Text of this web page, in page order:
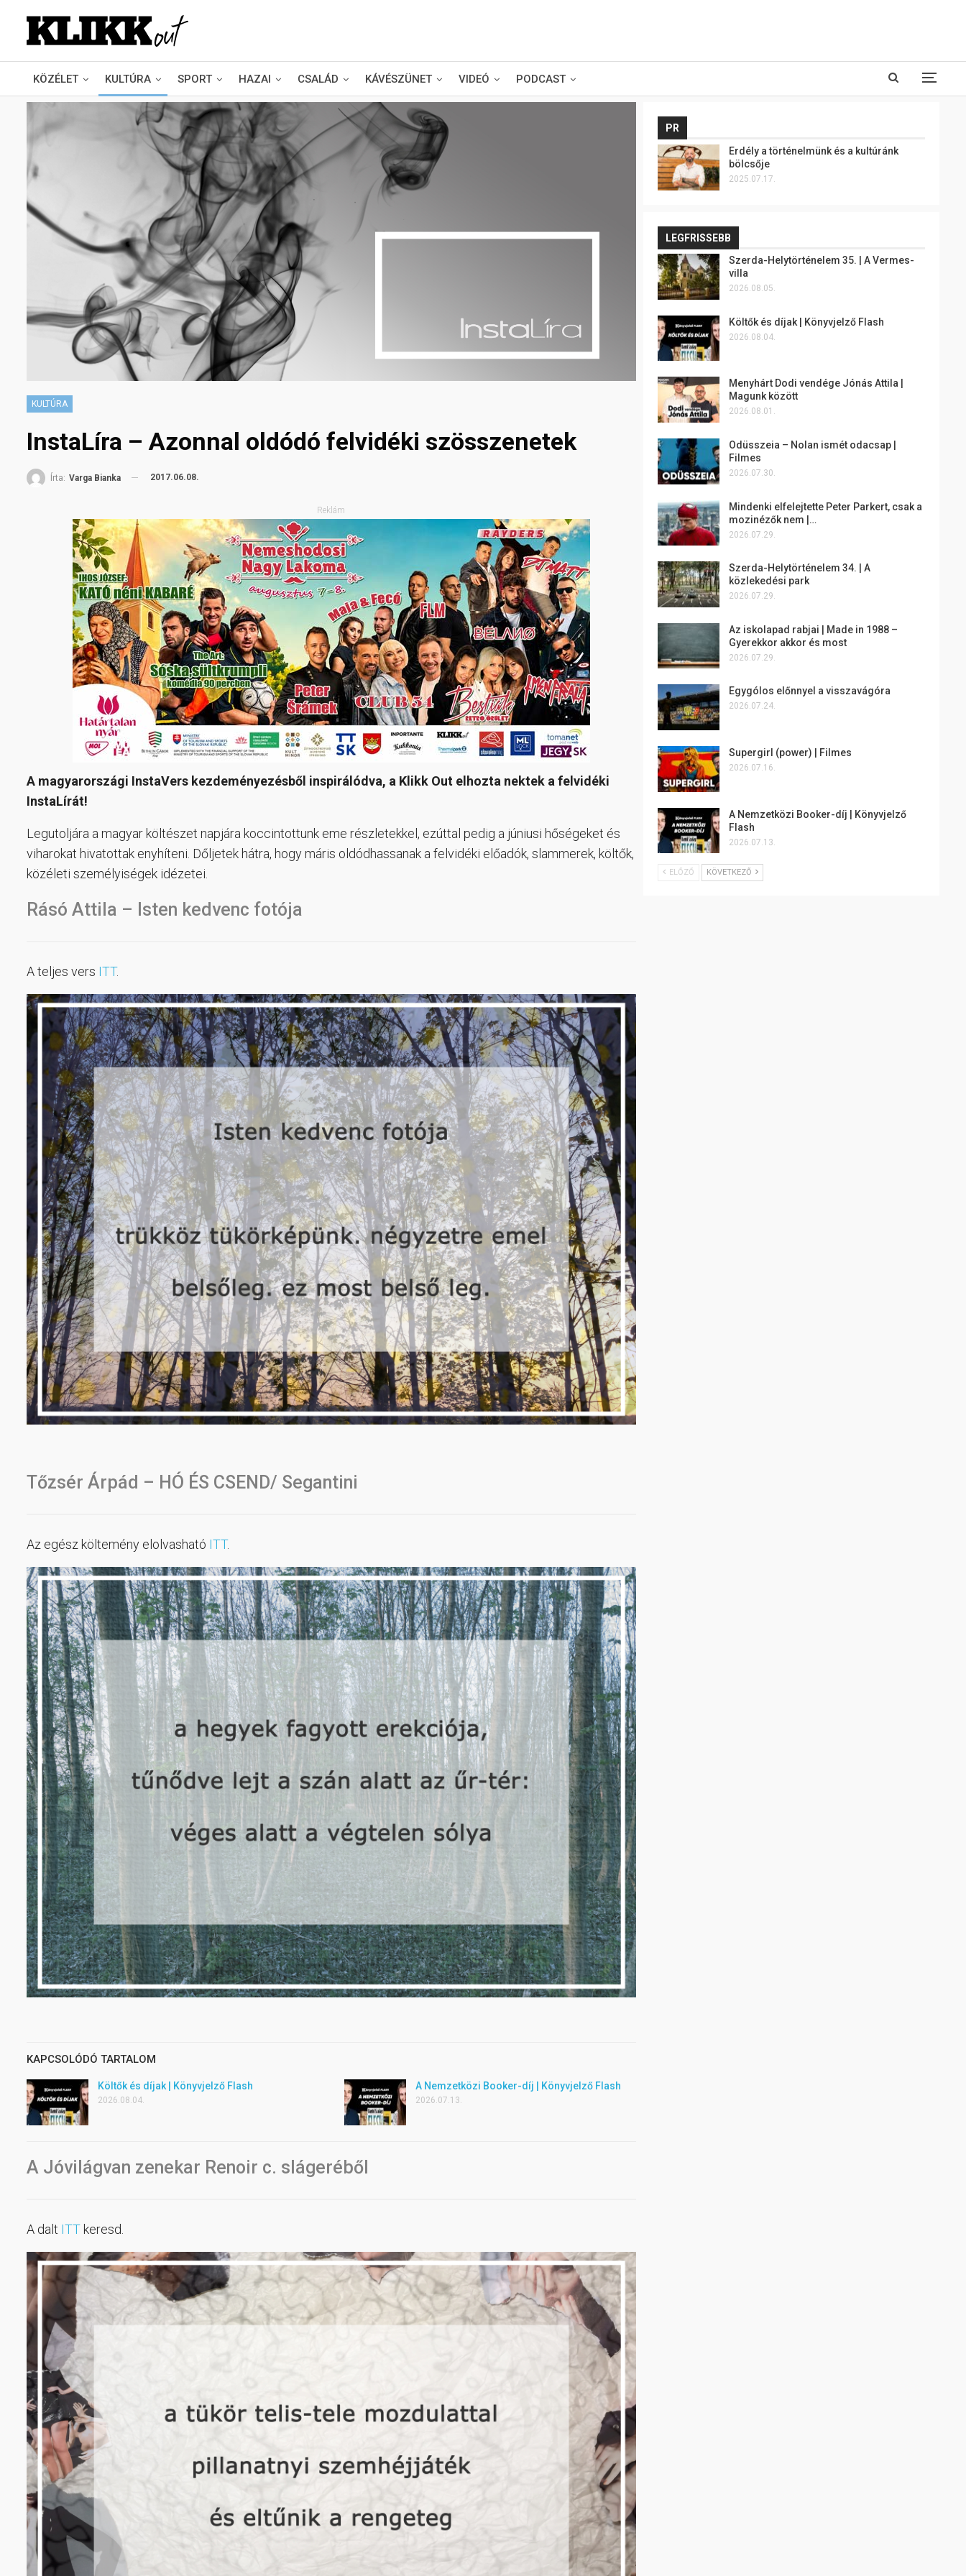
KÖZÉLET KULTÚRA SPORT HAZAI CSALÁD KÁVÉSZÜNET VIDEÓ PODCAST
KULTÚRA
InstaLíra – Azonnal oldódó felvidéki szösszenetek
Írta: Varga Bianka 2017.06.08.
Reklám
A magyarországi InstaVers kezdeményezésből inspirálódva, a Klikk Out elhozta nektek a felvidéki
InstaLírát!
Legutoljára a magyar költészet napjára koccintottunk eme részletekkel, ezúttal pedig a júniusi hőségeket és
viharokat hivatottak enyhíteni. Dőljetek hátra, hogy máris oldódhassanak a felvidéki előadók, slammerek, költők,
közéleti személyiségek idézetei.
Rásó Attila – Isten kedvenc fotója
A teljes vers ITT.
Tőzsér Árpád – HÓ ÉS CSEND/ Segantini
Az egész költemény elolvasható ITT.
KAPCSOLÓDÓ TARTALOM
Költők és díjak | Könyvjelző Flash
2026.08.04.
A Nemzetközi Booker-díj | Könyvjelző Flash
2026.07.13.
A Jóvilágvan zenekar Renoir c. slágeréből
A dalt ITT keresd.
PR
Erdély a történelmünk és a kultúránk
bölcsője
2025.07.17.
LEGFRISSEBB
Szerda-Helytörténelem 35. | A Vermes-
villa
2026.08.05.
Költők és díjak | Könyvjelző Flash
2026.08.04.
Menyhárt Dodi vendége Jónás Attila |
Magunk között
2026.08.01.
Odüsszeia – Nolan ismét odacsap |
Filmes
2026.07.30.
Mindenki elfelejtette Peter Parkert, csak a
mozinézők nem |…
2026.07.29.
Szerda-Helytörténelem 34. | A
közlekedési park
2026.07.29.
Az iskolapad rabjai | Made in 1988 –
Gyerekkor akkor és most
2026.07.29.
Egygólos előnnyel a visszavágóra
2026.07.24.
Supergirl (power) | Filmes
2026.07.16.
A Nemzetközi Booker-díj | Könyvjelző
Flash
2026.07.13.
ELŐZŐ KÖVETKEZŐ